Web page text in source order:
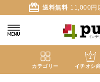
card_giftcard 送料無料 11,000円
カテゴリー イチオシ